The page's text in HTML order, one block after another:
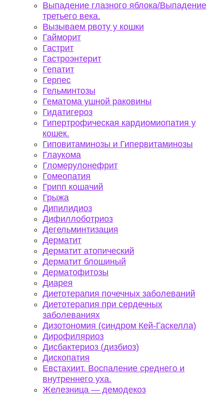
Выпадение глазного яблока/Выпадение
третьего века.
Вызываем рвоту у кошки
Гайморит
Гастрит
Гастроэнтерит
Гепатит
Герпес
Гельминтозы
Гематома ушной раковины
Гидатигероз
Гипертрофическая кардиомиопатия у
кошек.
Гиповитаминозы и Гипервитаминозы
Глаукома
Гломерулонефрит
Гомеопатия
Грипп кошачий
Грыжа
Дипилидиоз
Дифиллоботриоз
Дегельминтизация
Дерматит
Дерматит атопический
Дерматит блошиный
Дерматофитозы
Диарея
Диетотерапия почечных заболеваний
Диетотерапия при сердечных
заболеваниях
Дизотономия (синдром Кей-Гаскелла)
Дирофиляриоз
Дисбактериоз (дизбиоз)
Дископатия
Евстахиит. Воспаление среднего и
внутреннего уха.
Железница — демодекоз